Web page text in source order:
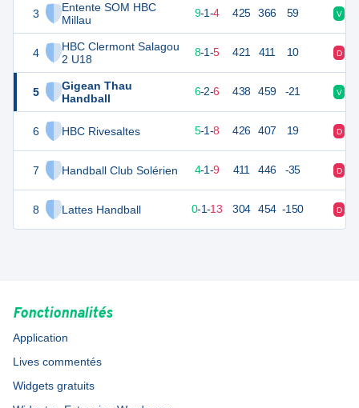
3
Entente SOM HBC
Millau
4
HBC Clermont Salagou
2 U18
5
Gigean Thau
Handball
6 HBC Rivesaltes
7 Handball Club Solérien
8 Lattes Handball
33 9-1-4 425 366 59 V
31 14 8-1-5 421 411 10 D
6-2-6 438 459 -21 V
5-1-8 426 407 19 D
23 14 4-1-9 411 446 -35 D
14 0-1-13 304 454 -150 D
Fonctionnalités
Application
Lives commentés
Widgets gratuits